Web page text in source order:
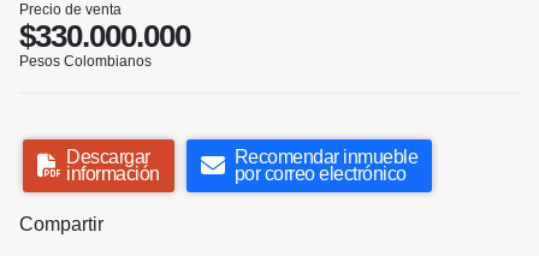
Precio de venta
$330.000.000
Pesos Colombianos
Descargar
información
Recomendar inmueble
por correo electrónico
Compartir